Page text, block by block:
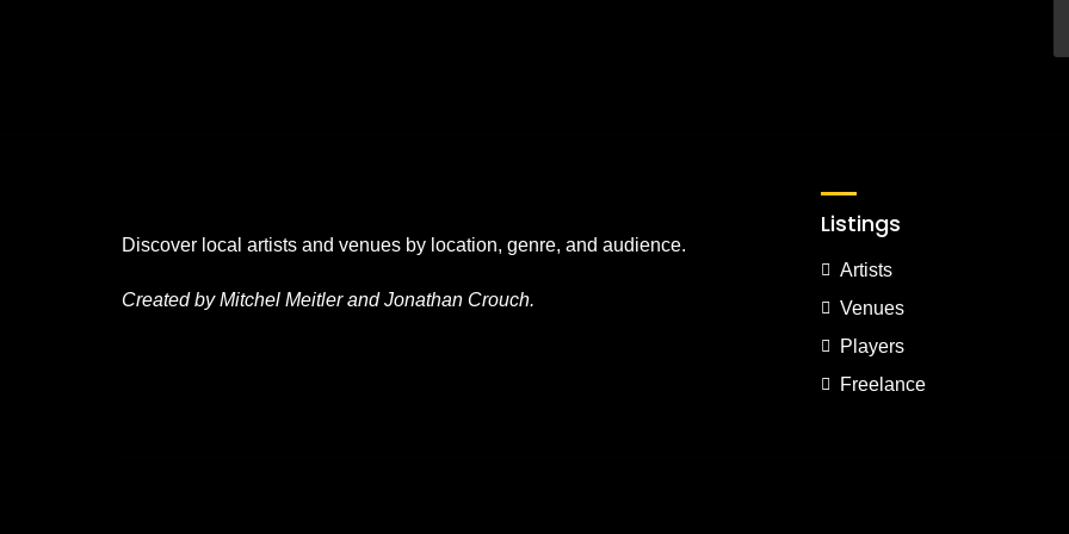
Discover local artists and venues by location, genre, and audience.
Created by Mitchel Meitler and Jonathan Crouch.
Listings
Artists
Venues
Players
Freelance